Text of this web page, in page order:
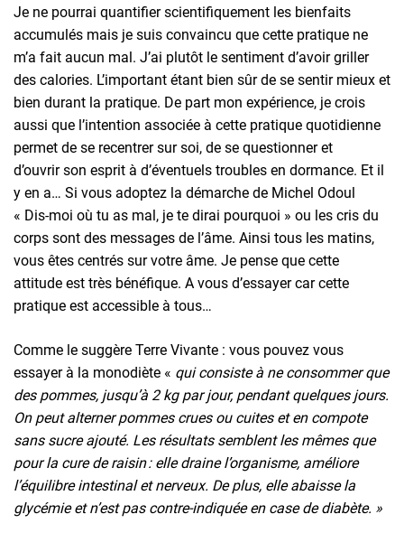
Je ne pourrai quantifier scientifiquement les bienfaits
accumulés mais je suis convaincu que cette pratique ne
m’a fait aucun mal. J’ai plutôt le sentiment d’avoir griller
des calories. L’important étant bien sûr de se sentir mieux et
bien durant la pratique. De part mon expérience, je crois
aussi que l’intention associée à cette pratique quotidienne
permet de se recentrer sur soi, de se questionner et
d’ouvrir son esprit à d’éventuels troubles en dormance. Et il
y en a… Si vous adoptez la démarche de Michel Odoul
« Dis-moi où tu as mal, je te dirai pourquoi » ou les cris du
corps sont des messages de l’âme. Ainsi tous les matins,
vous êtes centrés sur votre âme. Je pense que cette
attitude est très bénéfique. A vous d’essayer car cette
pratique est accessible à tous…
Comme le suggère Terre Vivante : vous pouvez vous
essayer à la monodiète « qui consiste à ne consommer que
des pommes, jusqu’à 2 kg par jour, pendant quelques jours.
On peut alterner pommes crues ou cuites et en compote
sans sucre ajouté. Les résultats semblent les mêmes que
pour la cure de raisin : elle draine l’organisme, améliore
l’équilibre intestinal et nerveux. De plus, elle abaisse la
glycémie et n’est pas contre-indiquée en case de diabète. »